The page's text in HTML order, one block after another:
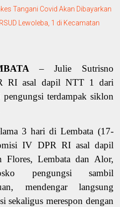
Tangani Covid Akan Dibayarkan
Lewoleba, 1 di Kecamatan
– Julie Sutrisno
RI asal dapil NTT 1 dari
terdampak siklon
3 hari di Lembata (17-
IV DPR RI asal dapil
Lembata dan Alor,
pengungsi sambil
mendengar langsung
sekaligus merespon dengan